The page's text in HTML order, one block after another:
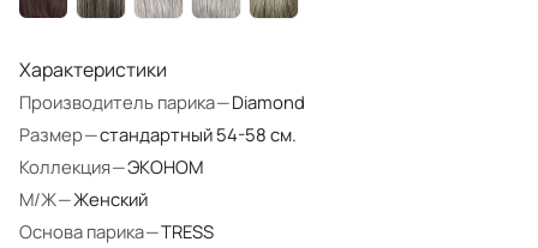
Характеристики
Производитель парика—Diamond
Размер—стандартный 54-58 см.
Коллекция—ЭКОНОМ
М/Ж—Женский
Основа парика—TRESS